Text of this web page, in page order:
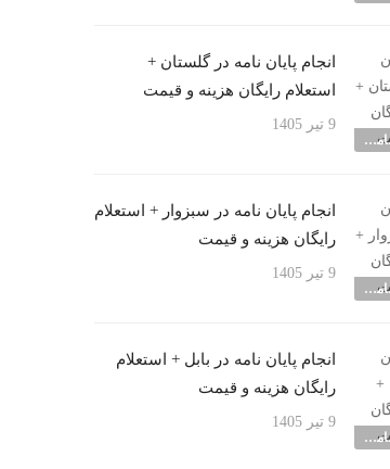
انجام پایان نامه شهرها
انجام پایان نامه در گلستان +
استعلام رایگان هزینه و قیمت
9 تیر 1405
انجام پایان نامه شهرها
انجام پایان نامه در سبزوار + استعلام
رایگان هزینه و قیمت
9 تیر 1405
انجام پایان نامه شهرها
انجام پایان نامه در بابل + استعلام
رایگان هزینه و قیمت
9 تیر 1405